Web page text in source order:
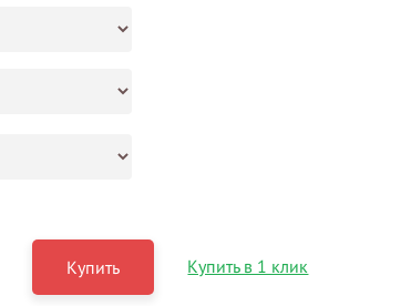
Купить Купить в 1 клик